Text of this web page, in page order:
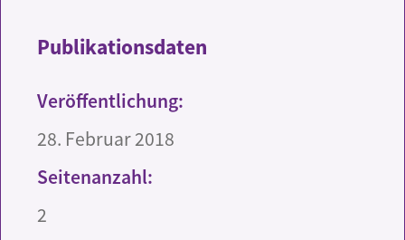
Publikationsdaten
Veröffentlichung:
28. Februar 2018
Seitenanzahl:
2